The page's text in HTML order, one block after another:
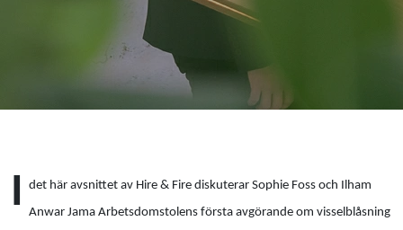
I
det här avsnittet av Hire & Fire diskuterar Sophie Foss och Ilham
Anwar Jama Arbetsdomstolens första avgörande om visselblåsning